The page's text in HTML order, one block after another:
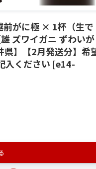
前がに極 × 1杯（生で
ズワイガニ ずわいが
県】【2月発送分】希
入ください [e14-